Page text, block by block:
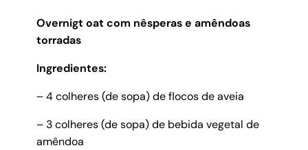
Overnigt oat com nêsperas e amêndoas
torradas
Ingredientes:
– 4 colheres (de sopa) de flocos de aveia
– 3 colheres (de sopa) de bebida vegetal de
amêndoa